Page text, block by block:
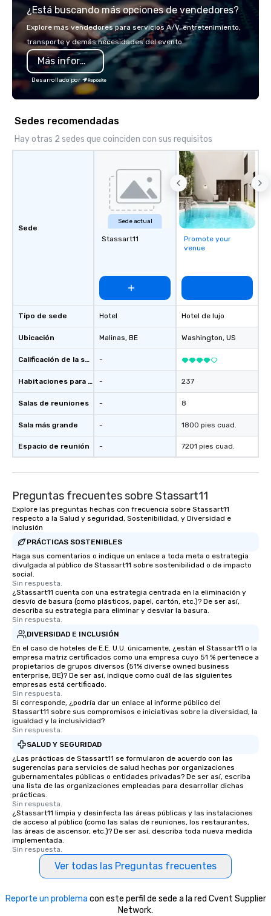
¿Está buscando más opciones de vendedores?
Explore más vendedores para servicios A/V, entretenimiento,
transporte y demás necesidades del evento.
Más información
Desarrollado por
Sedes recomendadas
Hay otras 2 sedes que coinciden con sus requisitos
Sede
Tipo de sede
Ubicación
Calificación de la sede
Habitaciones para huéspedes
Salas de reuniones
Sala más grande
Espacio de reunión
Sede actual
Stassart11
Hotel
Malinas, BE
-
-
-
-
-
Promote your
venue
Hotel de lujo
Washington, US
237
8
1800 pies cuad.
7201 pies cuad.
Preguntas frecuentes sobre Stassart11
Explore las preguntas hechas con frecuencia sobre Stassart11
respecto a la Salud y seguridad, Sostenibilidad, y Diversidad e
inclusión
PRÁCTICAS SOSTENIBLES
Haga sus comentarios o indique un enlace a toda meta o estrategia
divulgada al público de Stassart11 sobre sostenibilidad o de impacto
social.
Sin respuesta.
¿Stassart11 cuenta con una estrategia centrada en la eliminación y
desvío de basura (como plásticos, papel, cartón, etc.)? De ser así,
describa su estrategia para eliminar y desviar la basura.
Sin respuesta.
DIVERSIDAD E INCLUSIÓN
En el caso de hoteles de E.E. U.U. únicamente, ¿están el Stassart11 o la
empresa matriz certificados como una empresa cuyo 51 % pertenece a
propietarios de grupos diversos (51% diverse owned business
enterprise, BE)? De ser así, indique como cuál de las siguientes
empresas está certificado.
Sin respuesta.
Si corresponde, ¿podría dar un enlace al informe público del
Stassart11 sobre sus compromisos e iniciativas sobre la diversidad, la
igualdad y la inclusividad?
Sin respuesta.
SALUD Y SEGURIDAD
¿Las prácticas de Stassart11 se formularon de acuerdo con las
sugerencias para servicios de salud hechas por organizaciones
gubernamentales públicas o entidades privadas? De ser así, escriba
una lista de las organizaciones empleadas para desarrollar dichas
prácticas.
Sin respuesta.
¿Stassart11 limpia y desinfecta las áreas públicas y las instalaciones
de acceso al público (como las salas de reuniones, los restaurantes,
las áreas de ascensor, etc.)? De ser así, describa toda nueva medida
implementada.
Sin respuesta.
Ver todas las Preguntas frecuentes
Reporte un problema con este perfil de sede a la red Cvent Supplier
Network.